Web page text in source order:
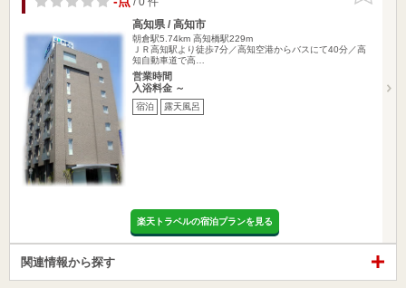
高知県 / 高知市
朝倉駅5.74km 高知橋駅229m
ＪＲ高知駅より徒歩7分／高知空港からバスにて40分／高
知自動車道で高…
営業時間
入浴料金 ～
宿泊 露天風呂
楽天トラベルの宿泊プランを見る
関連情報から探す